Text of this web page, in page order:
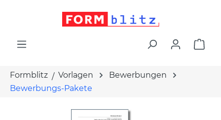
Formblitz Vorlagen
Bewerbungen
Bewerbungs-Pakete